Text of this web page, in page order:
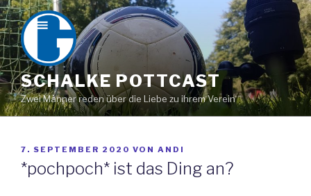
Zum
Inhalt
springen
SCHALKE POTTCAST
Zwei Männer reden über die Liebe zu ihrem Verein
VERÖFFENTLICHT
AM
7. SEPTEMBER 2020 VON ANDI
*pochpoch* ist das Ding an?